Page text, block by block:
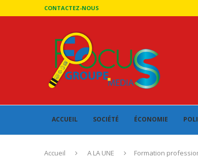
CONTACTEZ-NOUS
ACCUEIL SOCIÉTÉ ÉCONOMIE
Accueil A LA UNE Formation